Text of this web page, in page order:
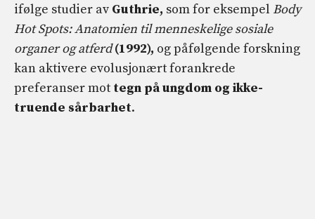
ifølge studier av Guthrie, som for eksempel Body
Hot Spots: Anatomien til menneskelige sosiale
organer og atferd (1992), og påfølgende forskning
kan aktivere evolusjonært forankrede
preferanser mot tegn på ungdom og ikke-
truende sårbarhet.